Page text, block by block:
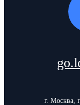
г. Москва,